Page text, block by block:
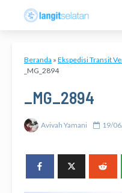
Beranda » Ekspedisi Transit
_MG_2894
_MG_2894
Avivah Yamani 19/